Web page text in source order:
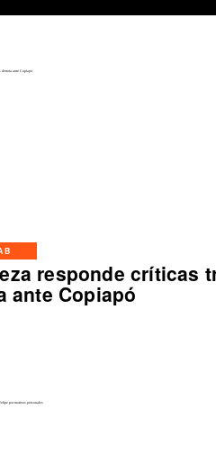
B
responde críticas
ante Copiapó